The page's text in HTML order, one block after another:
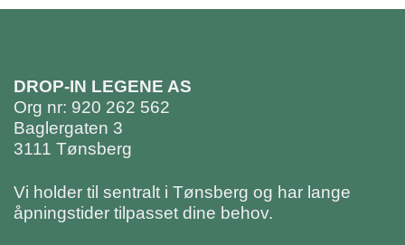
DROP-IN LEGENE AS
Org nr: 920 262 562
Baglergaten 3
3111 Tønsberg
Vi holder til sentralt i Tønsberg og har lange
åpningstider tilpasset dine behov.